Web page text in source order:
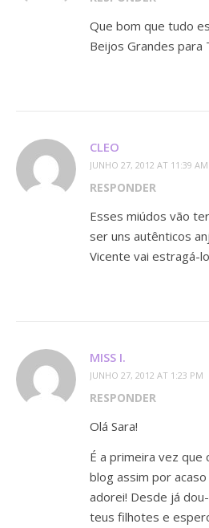
Que bom que tudo
Beijos Grandes para
CLEO
JUNHO 27, 2012 AT 11:39 AM
RESPONDER
Esses miúdos vão
ser uns autênticos
Vicente vai estragá-
MISS I.
JUNHO 27, 2012 AT 1:23 PM
RESPONDER
Olá Sara!
É a primeira vez que
blog assim por
adorei! Desde já
teus filhotes e